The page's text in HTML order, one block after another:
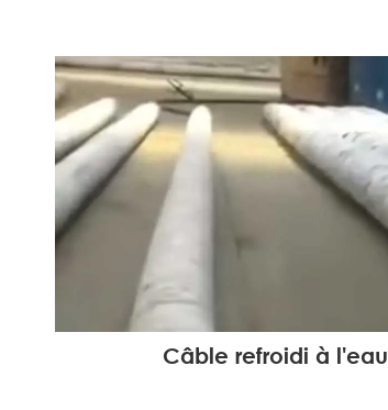
Câble refroidi à l'eau